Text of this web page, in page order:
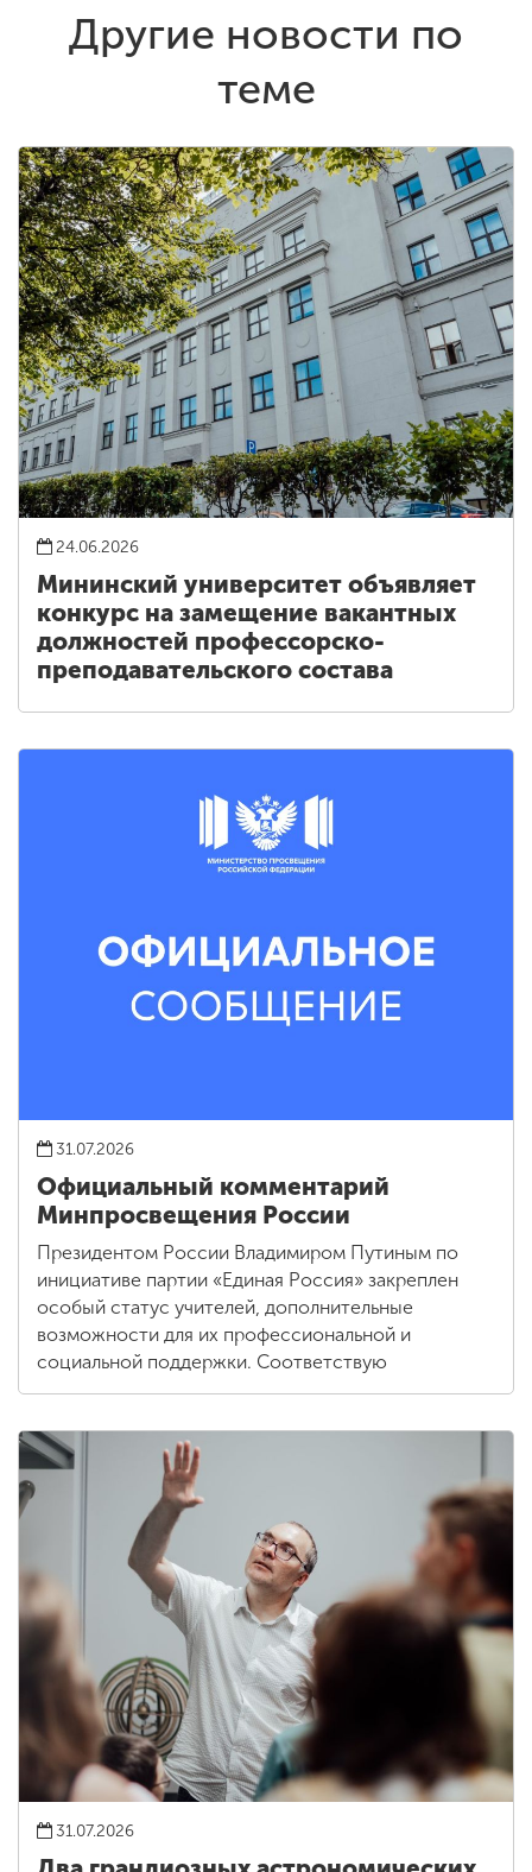
Другие новости по
теме
24.06.2026
Мининский университет объявляет
конкурс на замещение вакантных
должностей профессорско-
преподавательского состава
31.07.2026
Официальный комментарий
Минпросвещения России
Президентом России Владимиром Путиным по
инициативе партии «Единая Россия» закреплен
особый статус учителей, дополнительные
возможности для их профессиональной и
социальной поддержки. Соответствую
31.07.2026